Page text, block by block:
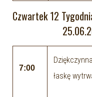
Czwartek 12
7:00
łaskę